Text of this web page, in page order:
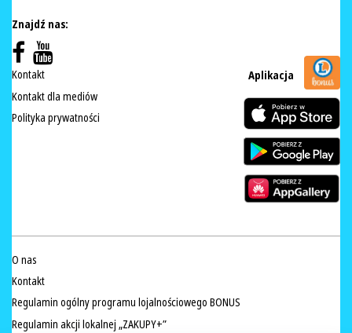
Znajdź nas:
Kontakt
Kontakt dla mediów
Polityka prywatności
Aplikacja
O nas
Kontakt
Regulamin ogólny programu lojalnościowego BONUS
Regulamin akcji lokalnej „ZAKUPY+”